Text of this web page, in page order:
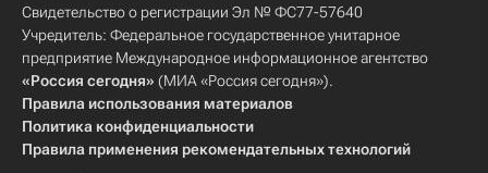
Свидетельство о регистрации Эл № ФС77-57640
Учредитель: Федеральное государственное унитарное
предприятие Международное информационное агентство
«Россия сегодня» (МИА «Россия сегодня»).
Правила использования материалов
Политика конфиденциальности
Правила применения рекомендательных технологий